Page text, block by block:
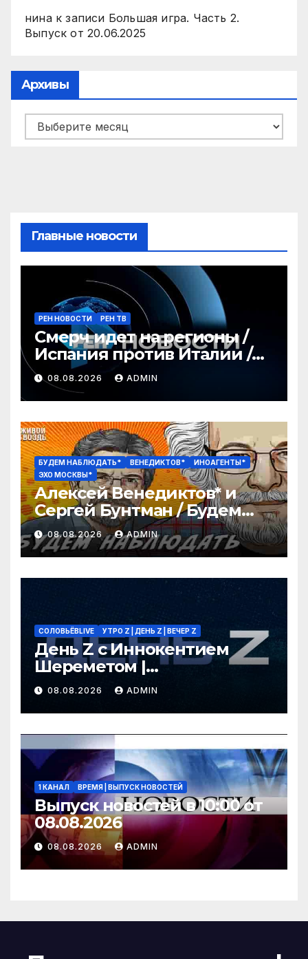
нинак записи Большая игра. Часть 2.
Выпуск от 20.06.2025
Архивы
Архивы
Главные новости
РЕН НОВОСТИ РЕН ТВ
Смерч идет на регионы /
Испания против Италии /
Секс-скандал потряс
футбол / РЕН Новости 12:30,
8.08
08.08.2026 ADMIN
БУДЕМ НАБЛЮДАТЬ* ВЕНЕДИКТОВ*
ИНОАГЕНТЫ*
ЭХО МОСКВЫ*
Алексей Венедиктов* и
Сергей Бунтман / Будем
Наблюдать // 08.08.26
08.08.2026 ADMIN
СОЛОВЬЁВLIVE УТРО Z | ДЕНЬ Z | ВЕЧЕР Z
День Z с Иннокентием
Шереметом |
СОЛОВЬЁВLIVE | 8 августа
2026 года
08.08.2026 ADMIN
1 КАНАЛ ВРЕМЯ | ВЫПУСК НОВОСТЕЙ
Выпуск новостей в 10:00 от
08.08.2026
08.08.2026 ADMIN